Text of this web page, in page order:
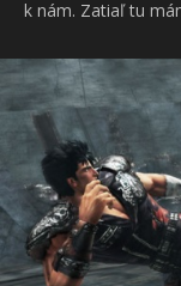
k nám. Zatiaľ tu